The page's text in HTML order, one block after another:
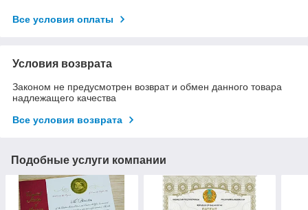
Все условия оплаты
Условия возврата
Законом не предусмотрен возврат и обмен данного товара
надлежащего качества
Все условия возврата
Подобные услуги компании